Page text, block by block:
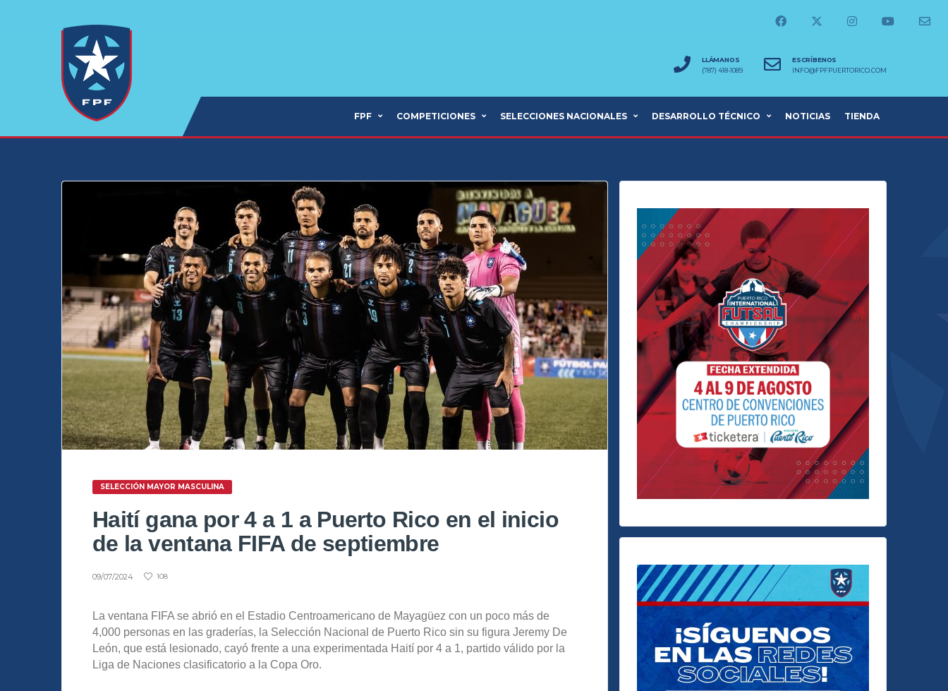
LLÁMANOS
(787) 418-1089
ESCRÍBENOS
INFO@FPFPUERTORICO.COM
FPF COMPETICIONES SELECCIONES NACIONALES DESARROLLO TÉCNICO NOTICIAS TIENDA
SELECCIÓN MAYOR MASCULINA
Haití gana por 4 a 1 a Puerto Rico en el inicio
de la ventana FIFA de septiembre
09/07/2024 108
La ventana FIFA se abrió en el Estadio Centroamericano de Mayagüez con un poco más de
4,000 personas en las graderías, la Selección Nacional de Puerto Rico sin su figura Jeremy De
León, que está lesionado, cayó frente a una experimentada Haití por 4 a 1, partido válido por la
Liga de Naciones clasificatorio a la Copa Oro.